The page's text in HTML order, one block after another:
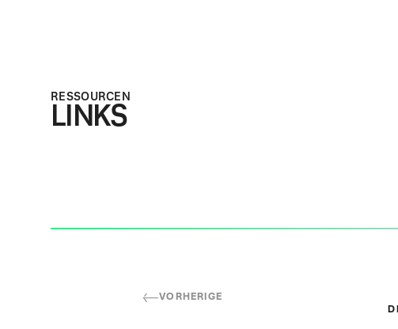
RESSOURCEN
LINKS
VORHERIGE